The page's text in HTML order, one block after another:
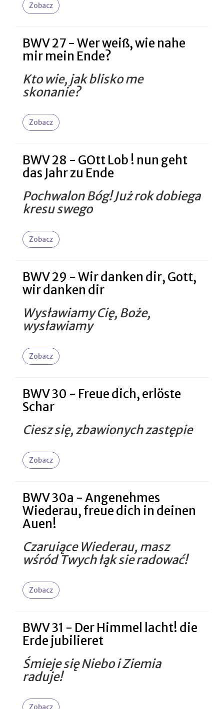
Zobacz
BWV 27 - Wer weiß, wie nahe
mir mein Ende?
Kto wie, jak blisko me
skonanie?
Zobacz
BWV 28 - GOtt Lob ! nun geht
das Jahr zu Ende
Pochwalon Bóg! Już rok dobiega
kresu swego
Zobacz
BWV 29 - Wir danken dir, Gott,
wir danken dir
Wysławiamy Cię, Boże,
wysławiamy
Zobacz
BWV 30 - Freue dich, erlöste
Schar
Ciesz się, zbawionych zastępie
Zobacz
BWV 30a - Angenehmes
Wiederau, freue dich in deinen
Auen!
Czaruiące Wiederau, masz
wśród Twych łąk sie radować!
Zobacz
BWV 31 - Der Himmel lacht! die
Erde jubilieret
Śmieje się Niebo i Ziemia
raduje!
Zobacz